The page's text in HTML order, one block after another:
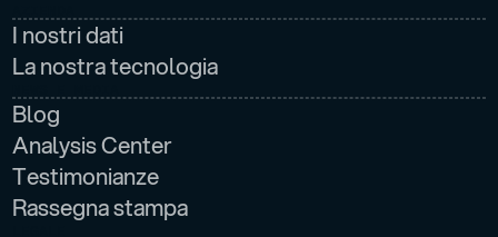
I nostri dati
La nostra tecnologia
Blog
Analysis Center
Testimonianze
Rassegna stampa